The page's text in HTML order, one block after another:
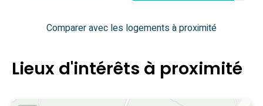
Comparer avec les logements à proximité
Lieux d'intérêts à proximité